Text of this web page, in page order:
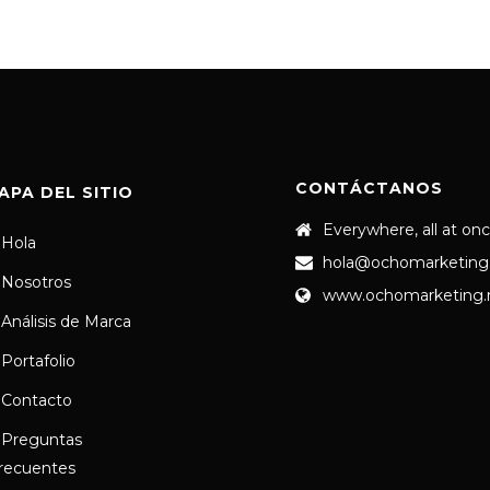
DEL SITIO
Hola
Nosotros
Análisis de Marca
Portafolio
Contacto
Preguntas
CONTÁCTANOS
Everywhere, all at